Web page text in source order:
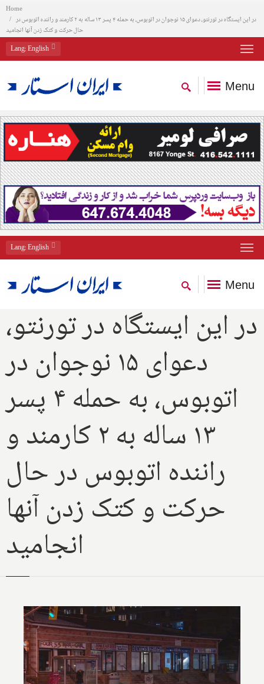
Home
در این ایستگاه در تورنتو، دعوای ۱۵ نوجوان در اتوبوس، به حمله ۴ پسر ۱۳ ساله به ۲ کارمند و راننده اتوبوس در
حال حرکت و کتک زدن آنها انجامید
Lang: English
Menu
Lang: English
Menu
در این ایستگاه در تورنتو،
دعوای ۱۵ نوجوان در
اتوبوس، به حمله ۴ پسر
۱۳ ساله به ۲ کارمند و
راننده اتوبوس در حال
حرکت و کتک زدن آنها
انجامید